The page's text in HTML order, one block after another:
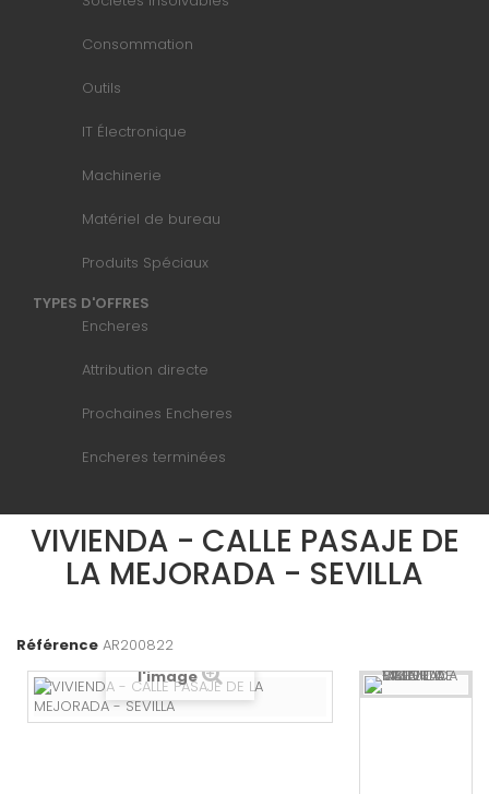
Consommation
Outils
IT Électronique
Machinerie
Matériel de bureau
Produits Spéciaux
TYPES D'OFFRES
Encheres
Attribution directe
Prochaines Encheres
Encheres terminées
VIVIENDA - CALLE PASAJE DE
LA MEJORADA - SEVILLA
Référence AR200822Agrandir
l'image